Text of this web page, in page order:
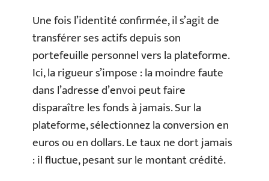
Une fois l’identité confirmée, il s’agit de
transférer ses actifs depuis son
portefeuille personnel vers la plateforme.
Ici, la rigueur s’impose : la moindre faute
dans l’adresse d’envoi peut faire
disparaître les fonds à jamais. Sur la
plateforme, sélectionnez la conversion en
euros ou en dollars. Le taux ne dort jamais
: il fluctue, pesant sur le montant crédité.